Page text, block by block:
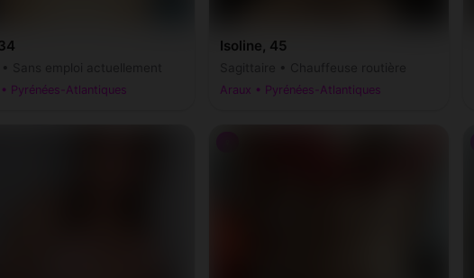
Pyrénées-Atlantiques
Isoline, 45
Araux • Pyrénées-Atlantiques